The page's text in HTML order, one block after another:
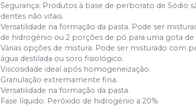
Segurança: Produtos à base de perborato de Sódio
dentes não vitais.
Versatilidade na formação da pasta. Pode ser
de hidrogênio ou 2 porções de pó para uma gota de
Várias opções de mistura: Pode ser misturado
água destilada ou soro fisiológico.
Viscosidade ideal após homogeneização.
Granulação extremamente fina.
Versatilidade na formação da pasta.
Fase líquido: Peróxido de hidrogênio a 20%